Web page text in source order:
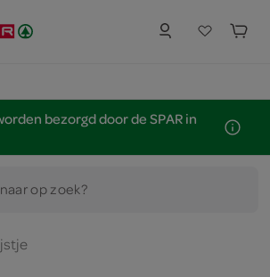
bezorgd door de SPAR in
op zoek?